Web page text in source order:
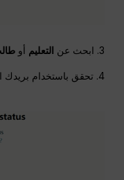
3. ابحث عن التعليم أو
4. تحقق باستخدام بريدك الإلكتروني الأكاديمي